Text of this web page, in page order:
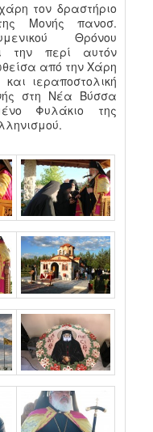
τον δραστήριο
Μονής πανοσ.
Θρόνου
την περί αυτόν
από την Χάρη
ιεραποστολική
στη Νέα Βύσσα
Φυλάκιο της